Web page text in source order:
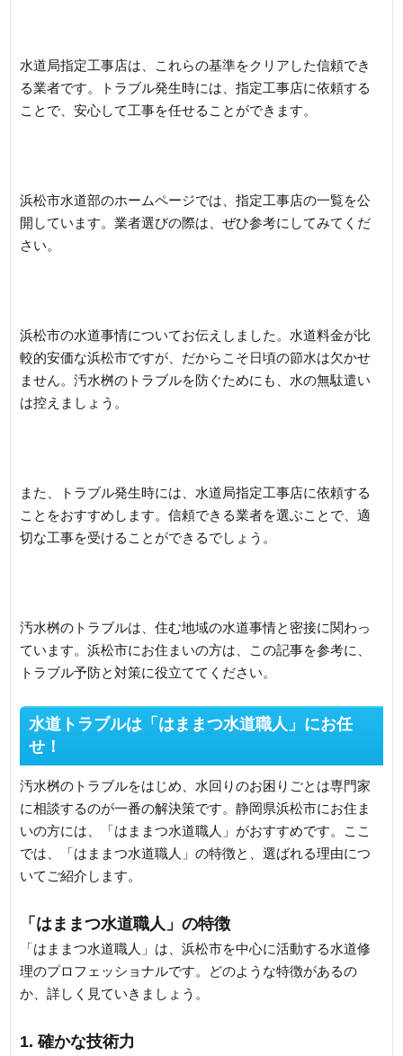
水道局指定工事店は、これらの基準をクリアした信頼でき
る業者です。トラブル発生時には、指定工事店に依頼する
ことで、安心して工事を任せることができます。
浜松市水道部のホームページでは、指定工事店の一覧を公
開しています。業者選びの際は、ぜひ参考にしてみてくだ
さい。
浜松市の水道事情についてお伝えしました。水道料金が比
較的安価な浜松市ですが、だからこそ日頃の節水は欠かせ
ません。汚水桝のトラブルを防ぐためにも、水の無駄遣い
は控えましょう。
また、トラブル発生時には、水道局指定工事店に依頼する
ことをおすすめします。信頼できる業者を選ぶことで、適
切な工事を受けることができるでしょう。
汚水桝のトラブルは、住む地域の水道事情と密接に関わっ
ています。浜松市にお住まいの方は、この記事を参考に、
トラブル予防と対策に役立ててください。
水道トラブルは「はままつ水道職人」にお任
せ！
汚水桝のトラブルをはじめ、水回りのお困りごとは専門家
に相談するのが一番の解決策です。静岡県浜松市にお住ま
いの方には、「はままつ水道職人」がおすすめです。ここ
では、「はままつ水道職人」の特徴と、選ばれる理由につ
いてご紹介します。
「はままつ水道職人」の特徴
「はままつ水道職人」は、浜松市を中心に活動する水道修
理のプロフェッショナルです。どのような特徴があるの
か、詳しく見ていきましょう。
1. 確かな技術力